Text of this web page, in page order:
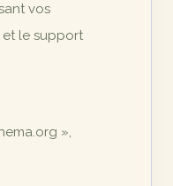
vos
et le support
»,